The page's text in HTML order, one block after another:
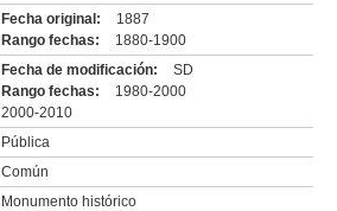
Fecha original:
1887
Rango fechas:
1880-1900
Fecha de modificación:
SD
Rango fechas:
1980-2000
2000-2010
Pública
Común
Monumento histórico